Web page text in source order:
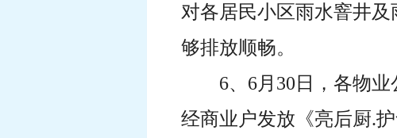
对各居民小区雨水窨井
够排放顺畅。
6、6月30日，各物
经商业户发放《亮后厨.